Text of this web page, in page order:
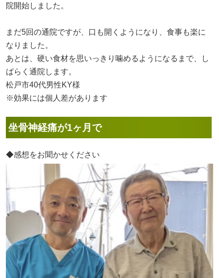
院開始しました。
まだ5回の通院ですが、口も開くようになり、食事も楽に
なりました。
あとは、硬い食材を思いっきり噛めるようになるまで、し
ばらく通院します。
松戸市40代男性KY様
※効果には個人差があります
坐骨神経痛が1ヶ月で
◆感想をお聞かせください